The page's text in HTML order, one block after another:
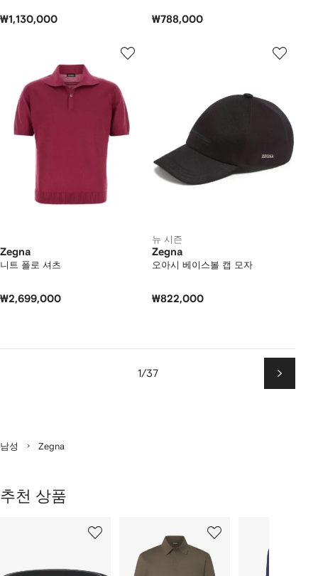
₩1,130,000 ₩788,000
Zegna
니트 폴로 셔츠
₩2,699,000
뉴 시즌
Zegna
오아시 베이스볼 캡 모자
₩822,000
1/37
다
음
남성 Zegna
추천 상품